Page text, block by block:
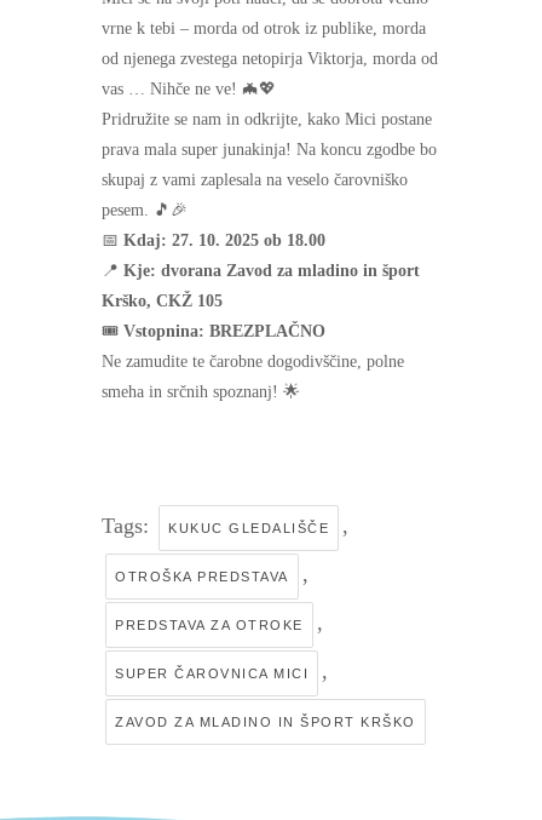
vrne k tebi – morda od otrok iz publike, morda
od njenega zvestega netopirja Viktorja, morda od
vas … Nihče ne ve! 🦇💖
Pridružite se nam in odkrijte, kako Mici postane
prava mala super junakinja! Na koncu zgodbe bo
skupaj z vami zaplesala na veselo čarovniško
pesem. 🎵🎉
📅 Kdaj: 27. 10. 2025 ob 18.00
📍 Kje: dvorana Zavod za mladino in šport
Krško, CKŽ 105
🎟️ Vstopnina: BREZPLAČNO
Ne zamudite te čarobne dogodivščine, polne
smeha in srčnih spoznanj! 🌟
Tags: KUKUC GLEDALIŠČE ,
OTROŠKA PREDSTAVA ,
PREDSTAVA ZA OTROKE ,
SUPER ČAROVNICA MICI ,
ZAVOD ZA MLADINO IN ŠPORT KRŠKO